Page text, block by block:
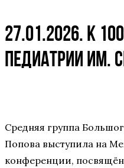
27.01.2026. К
ПЕДИАТРИИ ИМ.
Средняя группа
Попова выступила на
конференции,